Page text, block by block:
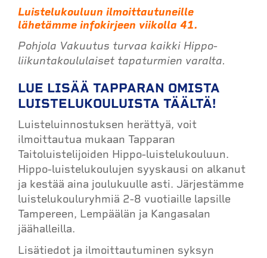
Luistelukouluun ilmoittautuneille
lähetämme infokirjeen viikolla 41.
Pohjola Vakuutus turvaa kaikki Hippo-
liikuntakoululaiset tapaturmien varalta.
LUE LISÄÄ TAPPARAN OMISTA
LUISTELUKOULUISTA TÄÄLTÄ!
Luisteluinnostuksen herättyä, voit
ilmoittautua mukaan Tapparan
Taitoluistelijoiden Hippo-luistelukouluun.
Hippo-luistelukoulujen syyskausi on alkanut
ja kestää aina joulukuulle asti. Järjestämme
luistelukouluryhmiä 2-8 vuotiaille lapsille
Tampereen, Lempäälän ja Kangasalan
jäähalleilla.
Lisätiedot ja ilmoittautuminen syksyn